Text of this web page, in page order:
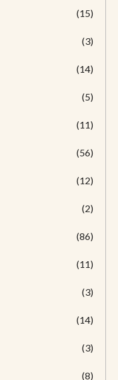
(15)
(3)
(14)
(5)
(11)
(56)
(12)
(2)
(86)
(11)
(3)
(14)
(3)
(8)